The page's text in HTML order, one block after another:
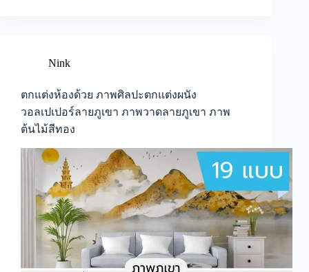
ร้าน
ด้วย
วอลเปเปอร์
ลาย
ภาพ
ธรรมชาติ
ภาพ
วิว
ทิวทัศน์
Nink
ตกแต่งห้องด้วย ภาพศิลปะตกแต่งผนัง
วอลเปเปอร์ลายภูเขา ภาพวาดลายภูเขา ภาพ
ต้นไม้สีทอง